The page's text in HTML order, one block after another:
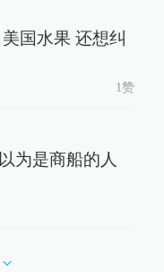
国水果 还想纠
1赞
为是商船的人